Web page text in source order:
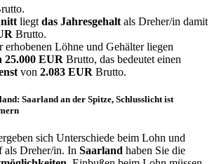
liegt das Jahresgehalt als Dreher/in damit
Brutto.
erhobenen Löhne und Gehälter liegen
25.000 EUR Brutto, das bedeutet einen
von 2.083 EUR Brutto.
Saarland an der Spitze, Schlusslicht ist
sich Unterschiede beim Lohn und
als Dreher/in. In Saarland haben Sie die